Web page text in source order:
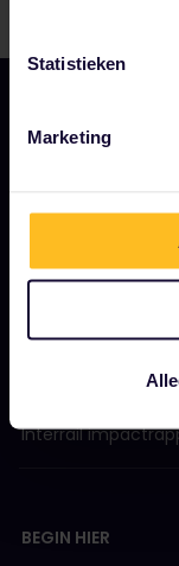
Statistieken
Marketing
Over ons
Werken bij Eurail
Gesponsorde en
Interrail
BEGIN HIER